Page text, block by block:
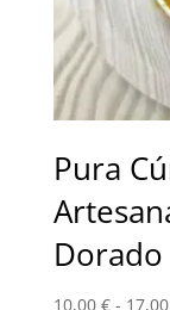
Pura
10,00 € - 17,00